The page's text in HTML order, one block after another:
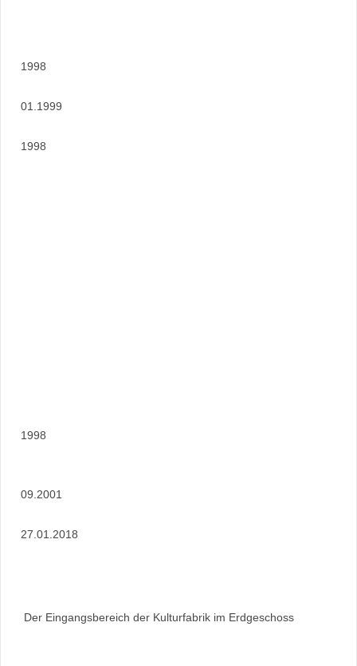
1998
01.1999
1998
1998
09.2001
27.01.2018
Der Eingangsbereich der Kulturfabrik im Erdgeschoss